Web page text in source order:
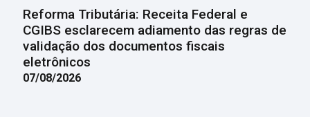
Reforma Tributária: Receita Federal e
CGIBS esclarecem adiamento das regras de
validação dos documentos fiscais
eletrônicos
07/08/2026